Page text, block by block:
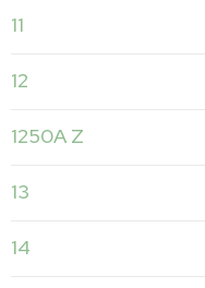
11
12
1250A Z
13
14